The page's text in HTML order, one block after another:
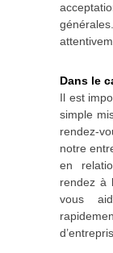
Dans le
Il est
simple
rendez-
notre
en
rendez à
vous